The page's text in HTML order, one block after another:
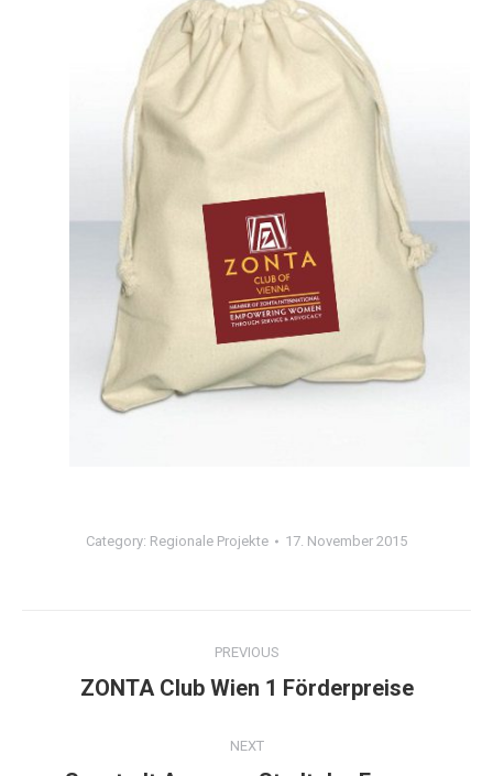
Category: Regionale Projekte 17. November 2015
navigation
PREVIOUS
Previous
ZONTA Club Wien 1 Förderpreise
NEXT